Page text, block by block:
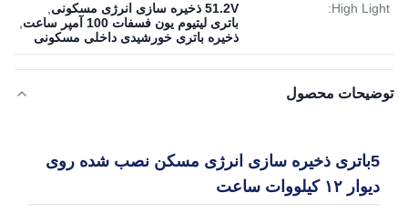
High Light: 51.2V ذخیره سازی انرژی مسکونی
باتری لیتیوم یون فسفات 100 آمپر ساعت
ذخیره باتری خورشیدی داخلی مسکونی
توضیحات محصول
5باتری ذخیره سازی انرژی مسکن نصب شده روی
دیوار ۱۲ کیلووات ساعت